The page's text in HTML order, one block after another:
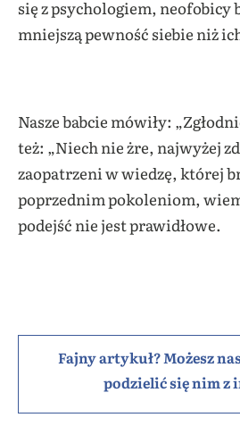
się z psychologiem, neofobicy
mniejszą pewność siebie niż
Nasze babcie mówiły:
też: „Niech nie żre, najwyżej
zaopatrzeni w wiedzę, której
poprzednim pokoleniom,
podejść nie jest prawidłowe.
Fajny artykuł? Możesz
podzielić się nim z